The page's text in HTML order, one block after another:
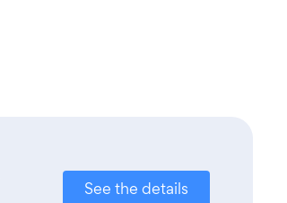
See the details